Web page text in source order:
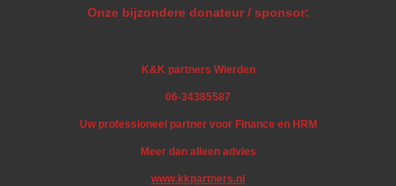
Onze bijzondere donateur / sponsor:
K&K partners Wierden
06-34385587
Uw professioneel partner voor Finance en HRM
Meer dan alleen advies
www.kkpartners.nl